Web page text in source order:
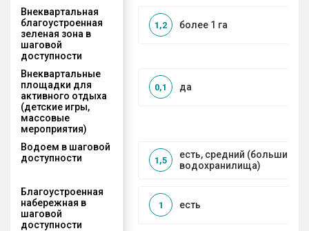
Внеквартальная
благоустроенная
зеленая зона в
шаговой
доступности
более 1 га
1,2
Внеквартальные
площадки для
активного отдыха
(детские игры,
массовые
мероприятия)
да
0,1
Водоем в шаговой
доступности
есть, средний (большие
водохранилища)
1,5
Благоустроенная
набережная в
шаговой
доступности
есть
1